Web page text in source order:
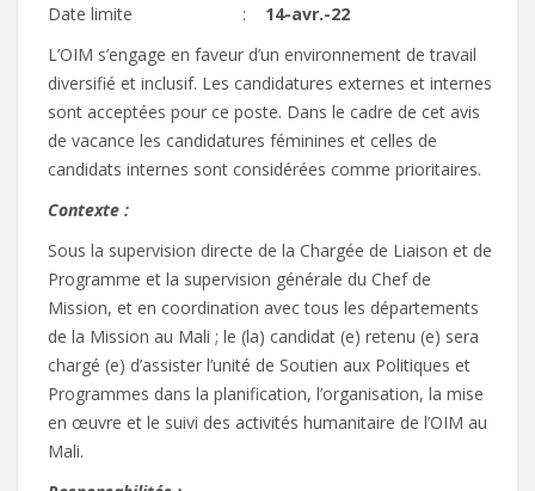
Date limite : 14-avr.-22
L’OIM s’engage en faveur d’un environnement de travail
diversifié et inclusif. Les candidatures externes et internes
sont acceptées pour ce poste. Dans le cadre de cet avis
de vacance les candidatures féminines et celles de
candidats internes sont considérées comme prioritaires.
Contexte :
Sous la supervision directe de la Chargée de Liaison et de
Programme et la supervision générale du Chef de
Mission, et en coordination avec tous les départements
de la Mission au Mali ; le (la) candidat (e) retenu (e) sera
chargé (e) d’assister l’unité de Soutien aux Politiques et
Programmes dans la planification, l’organisation, la mise
en œuvre et le suivi des activités humanitaire de l’OIM au
Mali.